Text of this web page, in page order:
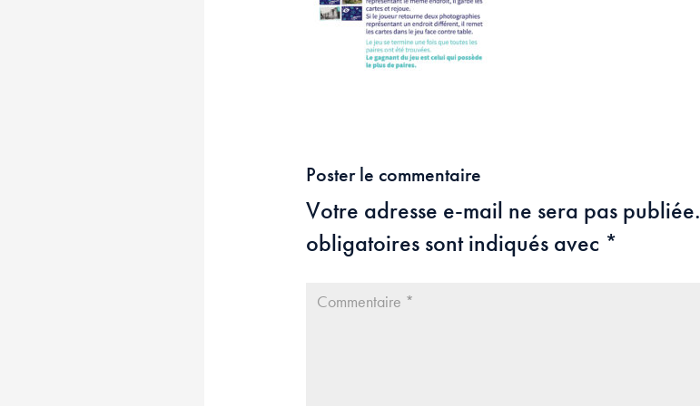
Poster le commentaire
Votre adresse e-mail ne sera pas publiée.
obligatoires sont indiqués avec *